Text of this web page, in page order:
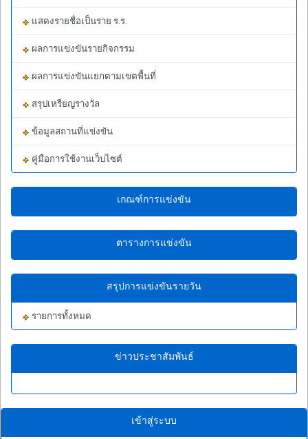
แสดงรายชื่อเป็นราย ร.ร.
ผลการแข่งขันรายกิจกรรม
ผลการแข่งขันแยกตามเขตพื้นที่
สรุปเหรียญรางวัล
ข้อมูลสถานที่แข่งขัน
คู่มือการใช้งานเว็บไซต์
เกณฑ์การแข่งขัน
ตารางการแข่งขัน
สรุปการแข่งขันรายวัน
รายการทั้งหมด
ข่าวประชาสัมพันธ์
เข้าสู่ระบบ